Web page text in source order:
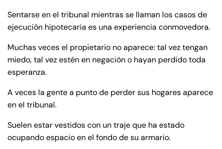
on
ne
cu
t
Sentarse en el tribunal mientras se llaman los casos de
ejecución hipotecaria es una experiencia conmovedora.
Muchas veces el propietario no aparece: tal vez tengan
miedo, tal vez estén en negación o hayan perdido toda
esperanza.
A veces la gente a punto de perder sus hogares aparece
en el tribunal.
Suelen estar vestidos con un traje que ha estado
ocupando espacio en el fondo de su armario.